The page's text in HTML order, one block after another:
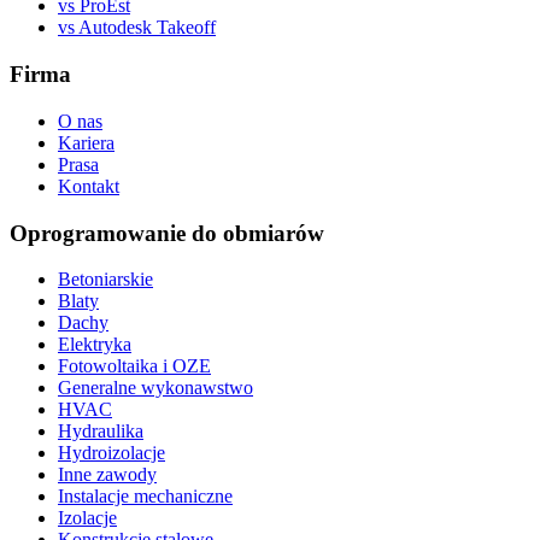
vs ProEst
vs Autodesk Takeoff
Firma
O nas
Kariera
Prasa
Kontakt
Oprogramowanie do obmiarów
Betoniarskie
Blaty
Dachy
Elektryka
Fotowoltaika i OZE
Generalne wykonawstwo
HVAC
Hydraulika
Hydroizolacje
Inne zawody
Instalacje mechaniczne
Izolacje